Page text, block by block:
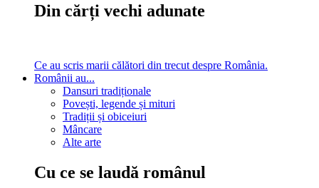
Din cărți vechi adunate
Ce au scris marii călători din trecut despre România.
Românii au...
Dansuri tradiționale
Povești, legende și mituri
Tradiții și obiceiuri
Mâncare
Alte arte
Cu ce se laudă românul